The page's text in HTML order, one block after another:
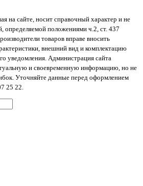
на сайте, носит справочный характер и не
определяемой положениями ч.2, ст. 437
товаров вправе вносить
внешний вид и комплектацию
уведомления. Администрация сайта
и своевременную информацию, но не
Уточняйте данные перед оформлением
25 22.